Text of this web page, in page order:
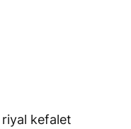
kefalet